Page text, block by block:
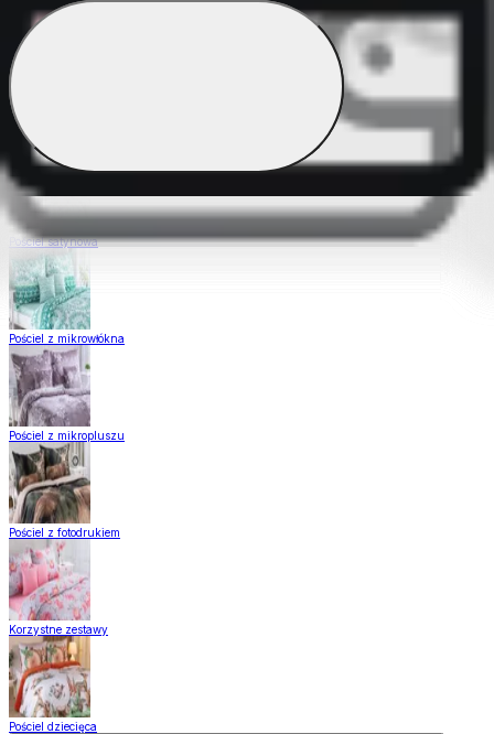
Pościel Dual Feel
Pościel z gładkiej bawełny
Pościel satynowa
Pościel z mikrowłókna
Pościel z mikropluszu
Pościel z fotodrukiem
Korzystne zestawy
Pościel dziecięca